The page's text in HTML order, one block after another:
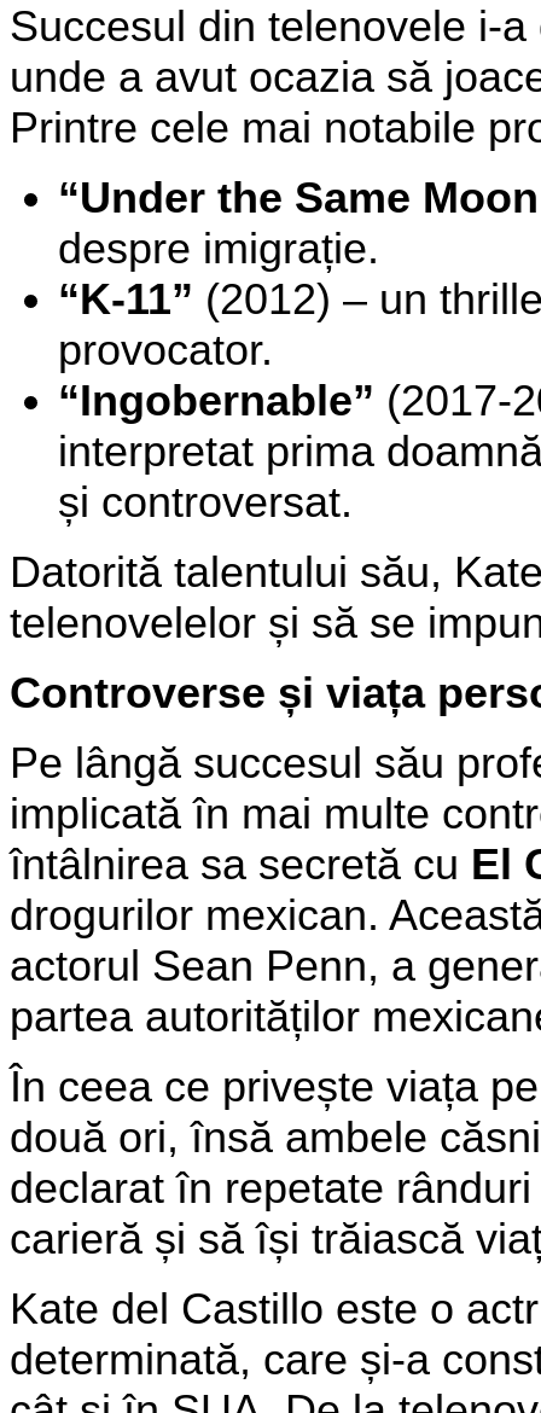
Succesul din telenovele i-
unde a avut ocazia să
Printre cele mai notabile
“Under the Same
despre imigrație.
“K-11” (2012) – un
provocator.
“Ingobernable” (2017-
interpretat prima
și controversat.
Datorită talentului său,
telenovelelor și să se
Controverse și viața
Pe lângă succesul său
implicată în mai multe
întâlnirea sa secretă cu El
drogurilor mexican.
actorul Sean Penn, a
partea autorităților
În ceea ce privește viața
două ori, însă ambele
declarat în repetate
carieră și să își trăiască
Kate del Castillo este o
determinată, care și-a